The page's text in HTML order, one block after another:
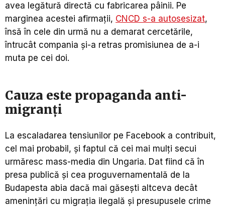
avea legătură directă cu fabricarea pâinii. Pe
marginea acestei afirmații, CNCD s-a autosesizat,
însă în cele din urmă nu a demarat cercetările,
întrucât compania şi-a retras promisiunea de a-i
muta pe cei doi.
Cauza este propaganda anti-
migranţi
La escaladarea tensiunilor pe Facebook a contribuit,
cel mai probabil, şi faptul că cei mai mulţi secui
urmăresc mass-media din Ungaria. Dat fiind că în
presa publică şi cea proguvernamentală de la
Budapesta abia dacă mai găseşti altceva decât
ameninţări cu migraţia ilegală şi presupusele crime